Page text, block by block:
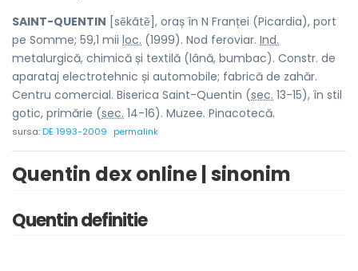
SAINT-QUENTIN [sẽkãtẽ], oraș în N Franței (Picardia), port
pe Somme; 59,1 mii loc. (1999). Nod feroviar. Ind.
metalurgică, chimică și textilă (lână, bumbac). Constr. de
aparataj electrotehnic și automobile; fabrică de zahăr.
Centru comercial. Biserica Saint-Quentin (sec. 13-15), în stil
gotic, primărie (sec. 14-16). Muzee. Pinacotecă.
sursa:DE 1993-2009 permalink
Quentin dex online | sinonim
Quentin definitie